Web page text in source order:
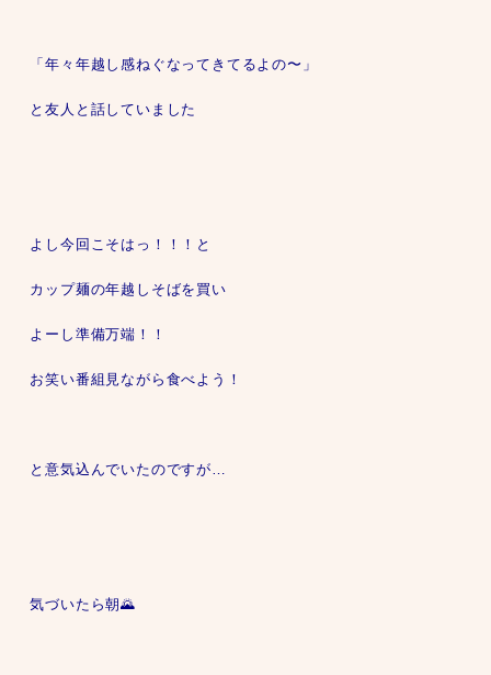
「年々年越し感ねぐなってきてるよの〜」
と友人と話していました
よし今回こそはっ！！！と
カップ麺の年越しそばを買い
よーし準備万端！！
お笑い番組見ながら食べよう！
と意気込んでいたのですが…
気づいたら朝🌄